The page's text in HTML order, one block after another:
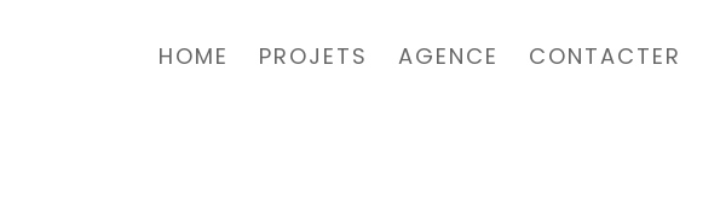
HOME PROJETS AGENCE CONTACTER